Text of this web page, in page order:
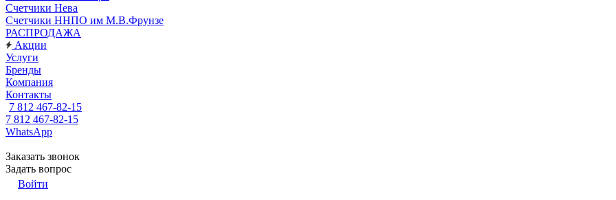
Счетчики Нева
Счетчики ННПО им М.В.Фрунзе
РАСПРОДАЖА
Акции
Услуги
Бренды
Компания
Контакты
7 812 467-82-15
7 812 467-82-15
WhatsApp
Заказать звонок
Задать вопрос
Войти